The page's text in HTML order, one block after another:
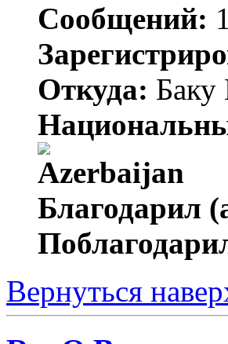
Сообщений:
Откуда: Баку
Благодарил
Вернуться